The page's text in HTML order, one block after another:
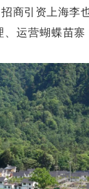
商引资上海李
运营蝴蝶苗寨